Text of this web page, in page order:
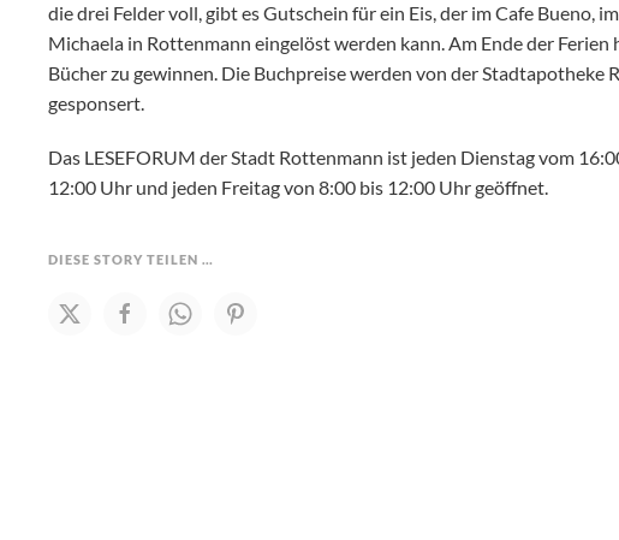
die drei Felder voll, gibt es Gutschein für ein Eis, der im Cafe Bueno,
Michaela in Rottenmann eingelöst werden kann. Am Ende der Ferien
Bücher zu gewinnen. Die Buchpreise werden von der Stadtapotheke
gesponsert.
Das LESEFORUM der Stadt Rottenmann ist jeden Dienstag vom
12:00 Uhr und jeden Freitag von 8:00 bis 12:00 Uhr geöffnet.
DIESE STORY TEILEN …